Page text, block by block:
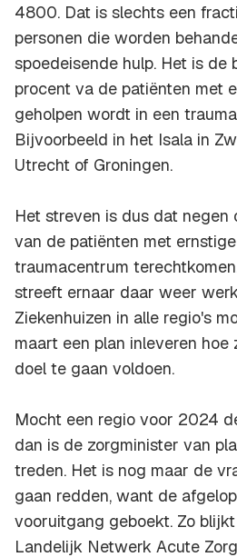
4800. Dat is slechts een
personen die worden
spoedeisende hulp. Het is de
procent va de patiënten met
geholpen wordt in een
Bijvoorbeeld in het Isala in
Utrecht of Groningen.
Het streven is dus dat negen
van de patiënten met
traumacentrum
streeft ernaar daar weer
Ziekenhuizen in alle regio's
maart een plan inleveren
doel te gaan voldoen.
Mocht een regio voor 2024
dan is de zorgminister van
treden. Het is nog maar de
gaan redden, want de
vooruitgang geboekt. Zo
Landelijk Netwerk Acute